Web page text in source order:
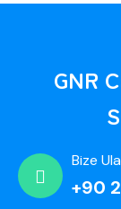
GNR
Bize
+90